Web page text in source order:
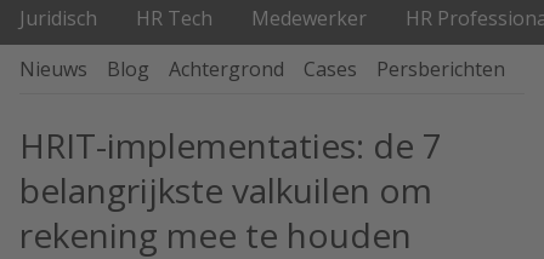
Juridisch HR Tech Medewerker
HR
Nieuws
Blog Achtergrond Cases Persberichten
HRIT-implementaties: de 7
belangrijkste valkuilen om
rekening mee te houden